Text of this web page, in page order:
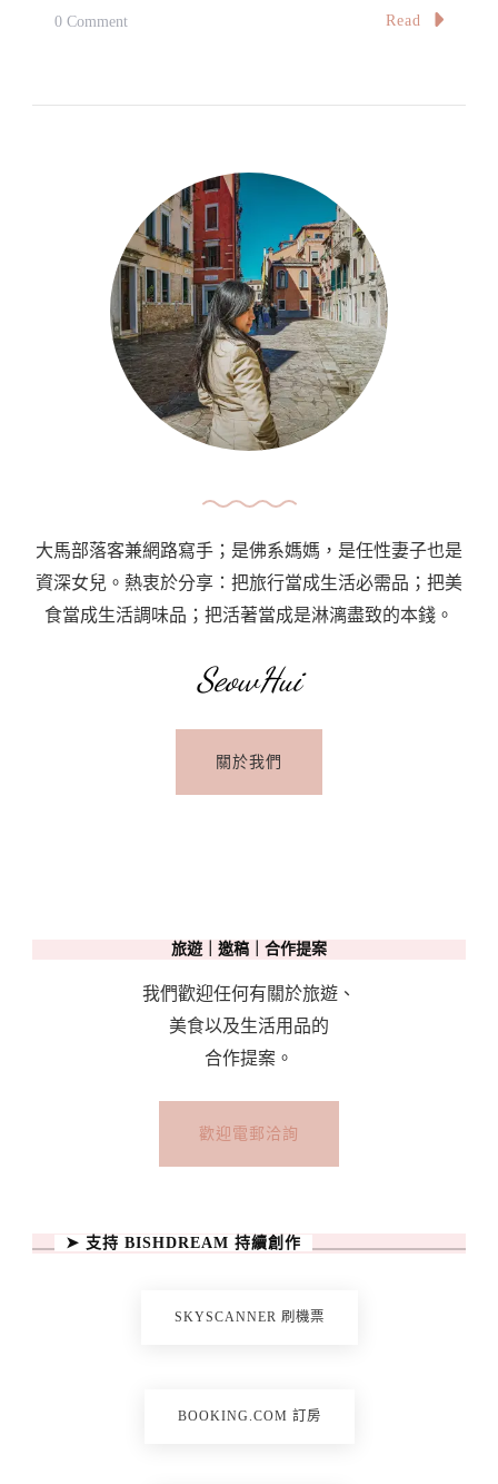
0 CommentOn
票、
住
宿、
租
車
Before
Our
Departure
Read
大馬部落客兼網路寫手；是佛系媽媽，是任性妻子也是
資深女兒。熱衷於分享：把旅行當成生活必需品；把美
食當成生活調味品；把活著當成是淋漓盡致的本錢。
SeowHui
關於我們
旅遊｜邀稿｜合作提案
我們歡迎任何有關於旅遊、
美食以及生活用品的
合作提案。
歡迎電郵洽詢
➤ 支持 BISHDREAM 持續創作
SKYSCANNER 刷機票
BOOKING.COM 訂房